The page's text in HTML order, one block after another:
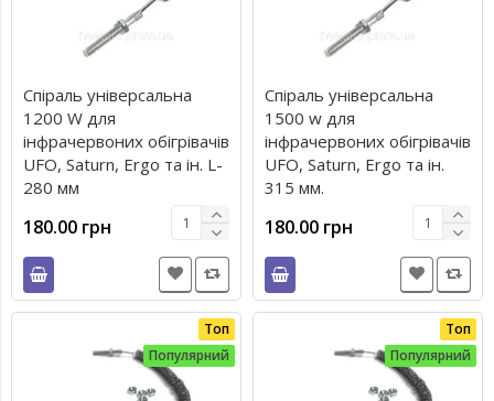
Спіраль універсальна
1200 W для
інфрачервоних обігрівачів
UFO, Saturn, Ergo та ін. L-
280 мм
180.00 грн
Спіраль універсальна
1500 w для
інфрачервоних обігрівачів
UFO, Saturn, Ergo та ін.
315 мм.
180.00 грн
Топ
Популярний
Топ
Популярний